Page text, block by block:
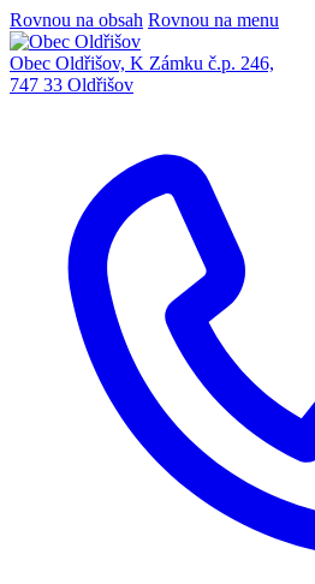
Rovnou na obsah Rovnou na menu
Obec Oldřišov, K Zámku č.p. 246,
747 33 Oldřišov